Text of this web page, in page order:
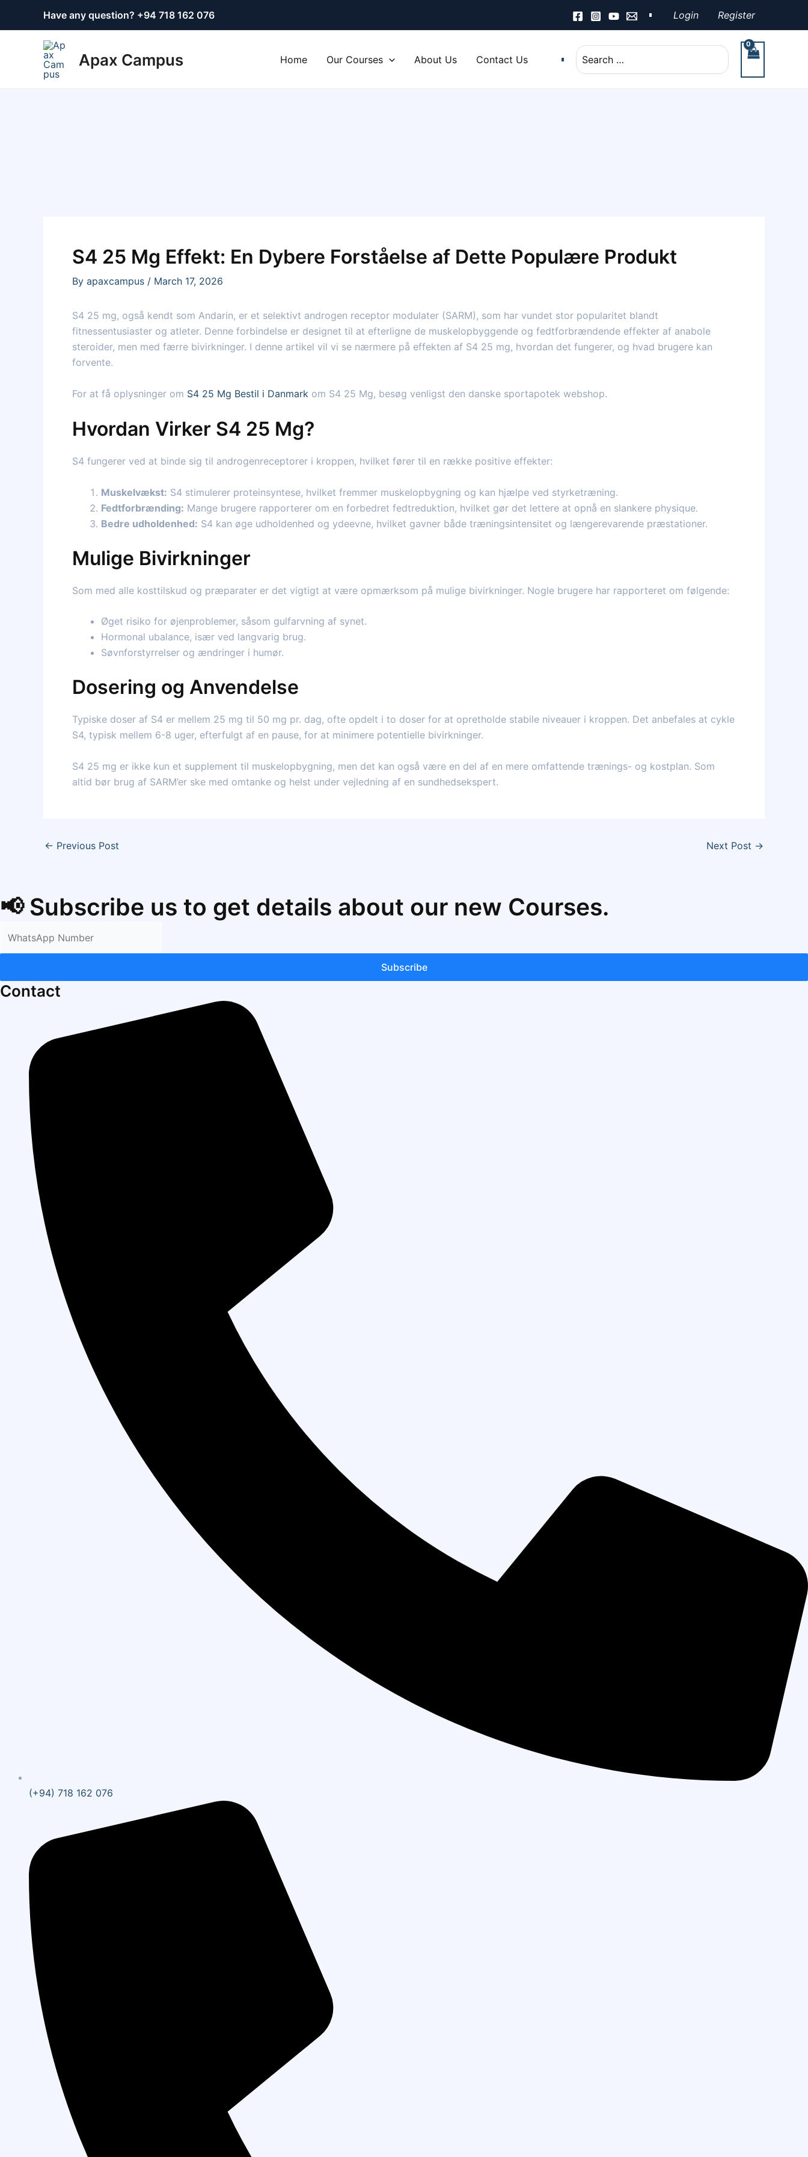
Have any question? +94 718 162 076 Login Register
Apax Campus Home Our Courses About Us Contact Us
Search
for:
S4 25 Mg Effekt: En Dybere Forståelse af Dette Populære Produkt
By apaxcampus / March 17, 2026
S4 25 mg, også kendt som Andarin, er et selektivt androgen receptor modulater (SARM), som har vundet stor popularitet blandt
fitnessentusiaster og atleter. Denne forbindelse er designet til at efterligne de muskelopbyggende og fedtforbrændende effekter af anabole
steroider, men med færre bivirkninger. I denne artikel vil vi se nærmere på effekten af S4 25 mg, hvordan det fungerer, og hvad brugere kan
forvente.
For at få oplysninger om S4 25 Mg Bestil i Danmark om S4 25 Mg, besøg venligst den danske sportapotek webshop.
Hvordan Virker S4 25 Mg?
S4 fungerer ved at binde sig til androgenreceptorer i kroppen, hvilket fører til en række positive effekter:
Muskelvækst: S4 stimulerer proteinsyntese, hvilket fremmer muskelopbygning og kan hjælpe ved styrketræning.
Fedtforbrænding: Mange brugere rapporterer om en forbedret fedtreduktion, hvilket gør det lettere at opnå en slankere physique.
Bedre udholdenhed: S4 kan øge udholdenhed og ydeevne, hvilket gavner både træningsintensitet og længerevarende præstationer.
Mulige Bivirkninger
Som med alle kosttilskud og præparater er det vigtigt at være opmærksom på mulige bivirkninger. Nogle brugere har rapporteret om følgende:
Øget risiko for øjenproblemer, såsom gulfarvning af synet.
Hormonal ubalance, især ved langvarig brug.
Søvnforstyrrelser og ændringer i humør.
Dosering og Anvendelse
Typiske doser af S4 er mellem 25 mg til 50 mg pr. dag, ofte opdelt i to doser for at opretholde stabile niveauer i kroppen. Det anbefales at cykle
S4, typisk mellem 6-8 uger, efterfulgt af en pause, for at minimere potentielle bivirkninger.
S4 25 mg er ikke kun et supplement til muskelopbygning, men det kan også være en del af en mere omfattende trænings- og kostplan. Som
altid bør brug af SARM’er ske med omtanke og helst under vejledning af en sundhedsekspert.
navigation
← Previous Post Next Post →
📢 Subscribe us to get details about our new Courses.
Subscribe
Contact
(+94) 718 162 076